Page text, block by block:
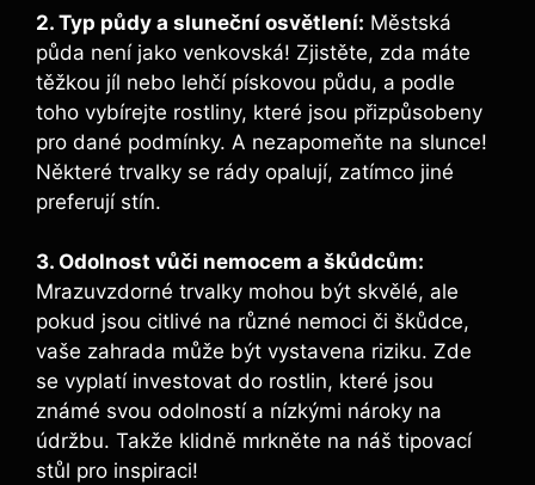
2. Typ půdy a sluneční osvětlení: Městská
půda není jako venkovská! Zjistěte, zda máte
těžkou jíl nebo lehčí pískovou půdu, a podle
toho vybírejte rostliny, které jsou přizpůsobeny
pro dané podmínky. A nezapomeňte na slunce!
Některé trvalky se rády opalují, zatímco jiné
preferují stín.
3. Odolnost vůči nemocem a škůdcům:
Mrazuvzdorné trvalky mohou být skvělé, ale
pokud jsou citlivé na různé nemoci či škůdce,
vaše zahrada může být vystavena riziku. Zde
se vyplatí investovat do rostlin, které jsou
známé svou odolností a nízkými nároky na
údržbu. Takže klidně mrkněte na náš tipovací
stůl pro inspiraci!